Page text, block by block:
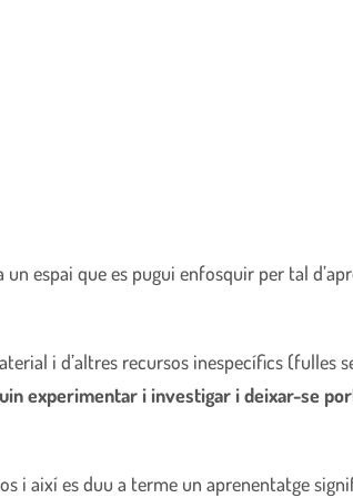
un espai que es pugui enfosquir per tal
i d’altres recursos inespecífics (fulles
experimentar i investigar i deixar-se
i així es duu a terme un aprenentatge